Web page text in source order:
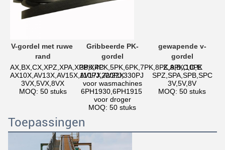
V-gordel met ruwe
rand
AX,BX,CX,XPZ,XPA,XPB,XPC
AX10X,AV13X,AV15X,AV17X,AV22X
3VX,5VX,8VX
MOQ: 50 stuks
Gribbeerde PK-
gordel
3PK,4PK,5PK,6PK,7PK,8PK,9PK,10PK
110PJ,220PJ,330PJ
voor wasmachines
6PH1930,6PH1915
voor droger
MOQ: 50 stuks
gewapende v-
gordel
Z,A,B,C,D,E
SPZ,SPA,SPB,SPC
3V,5V,8V
MOQ: 50 stuks
Toepassingen